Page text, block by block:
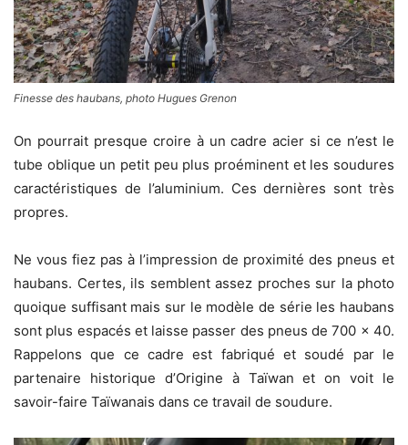
Finesse des haubans, photo Hugues Grenon
On pourrait presque croire à un cadre acier si ce n’est le
tube oblique un petit peu plus proéminent et les soudures
caractéristiques de l’aluminium. Ces dernières sont très
propres.
Ne vous fiez pas à l’impression de proximité des pneus et
haubans. Certes, ils semblent assez proches sur la photo
quoique suffisant mais sur le modèle de série les haubans
sont plus espacés et laisse passer des pneus de 700 x 40.
Rappelons que ce cadre est fabriqué et soudé par le
partenaire historique d’Origine à Taïwan et on voit le
savoir-faire Taïwanais dans ce travail de soudure.